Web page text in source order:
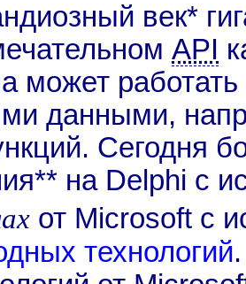
век*
API
может
данными,
Сегодня
на Delphi с
от Microsoft с
технологий